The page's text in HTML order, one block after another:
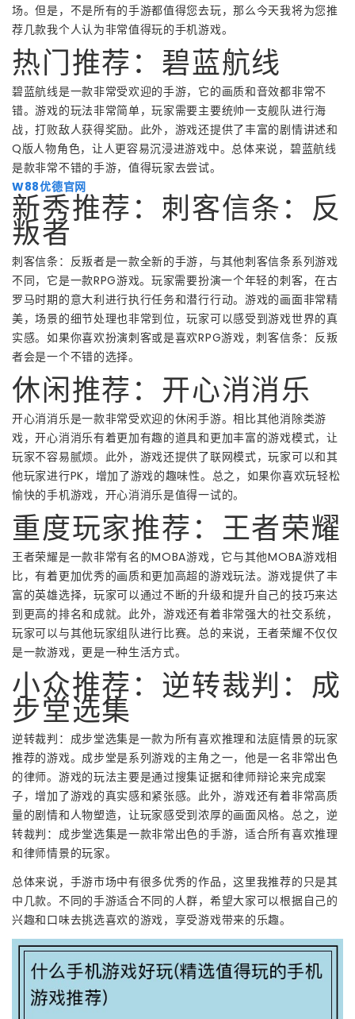
场。但是，不是所有的手游都值得您去玩，那么今天我将为您推
荐几款我个人认为非常值得玩的手机游戏。
热门推荐：碧蓝航线
碧蓝航线是一款非常受欢迎的手游，它的画质和音效都非常不
错。游戏的玩法非常简单，玩家需要主要统帅一支舰队进行海
战，打败敌人获得奖励。此外，游戏还提供了丰富的剧情讲述和
Q版人物角色，让人更容易沉浸进游戏中。总体来说，碧蓝航线
是款非常不错的手游，值得玩家去尝试。
W88优德官网
新秀推荐：刺客信条：反
叛者
刺客信条：反叛者是一款全新的手游，与其他刺客信条系列游戏
不同，它是一款RPG游戏。玩家需要扮演一个年轻的刺客，在古
罗马时期的意大利进行执行任务和潜行行动。游戏的画面非常精
美，场景的细节处理也非常到位，玩家可以感受到游戏世界的真
实感。如果你喜欢扮演刺客或是喜欢RPG游戏，刺客信条：反叛
者会是一个不错的选择。
休闲推荐：开心消消乐
开心消消乐是一款非常受欢迎的休闲手游。相比其他消除类游
戏，开心消消乐有着更加有趣的道具和更加丰富的游戏模式，让
玩家不容易腻烦。此外，游戏还提供了联网模式，玩家可以和其
他玩家进行PK，增加了游戏的趣味性。总之，如果你喜欢玩轻松
愉快的手机游戏，开心消消乐是值得一试的。
重度玩家推荐：王者荣耀
王者荣耀是一款非常有名的MOBA游戏，它与其他MOBA游戏相
比，有着更加优秀的画质和更加高超的游戏玩法。游戏提供了丰
富的英雄选择，玩家可以通过不断的升级和提升自己的技巧来达
到更高的排名和成就。此外，游戏还有着非常强大的社交系统，
玩家可以与其他玩家组队进行比赛。总的来说，王者荣耀不仅仅
是一款游戏，更是一种生活方式。
小众推荐：逆转裁判：成
步堂选集
逆转裁判：成步堂选集是一款为所有喜欢推理和法庭情景的玩家
推荐的游戏。成步堂是系列游戏的主角之一，他是一名非常出色
的律师。游戏的玩法主要是通过搜集证据和律师辩论来完成案
子，增加了游戏的真实感和紧张感。此外，游戏还有着非常高质
量的剧情和人物塑造，让玩家感受到浓厚的画面风格。总之，逆
转裁判：成步堂选集是一款非常出色的手游，适合所有喜欢推理
和律师情景的玩家。
总体来说，手游市场中有很多优秀的作品，这里我推荐的只是其
中几款。不同的手游适合不同的人群，希望大家可以根据自己的
兴趣和口味去挑选喜欢的游戏，享受游戏带来的乐趣。